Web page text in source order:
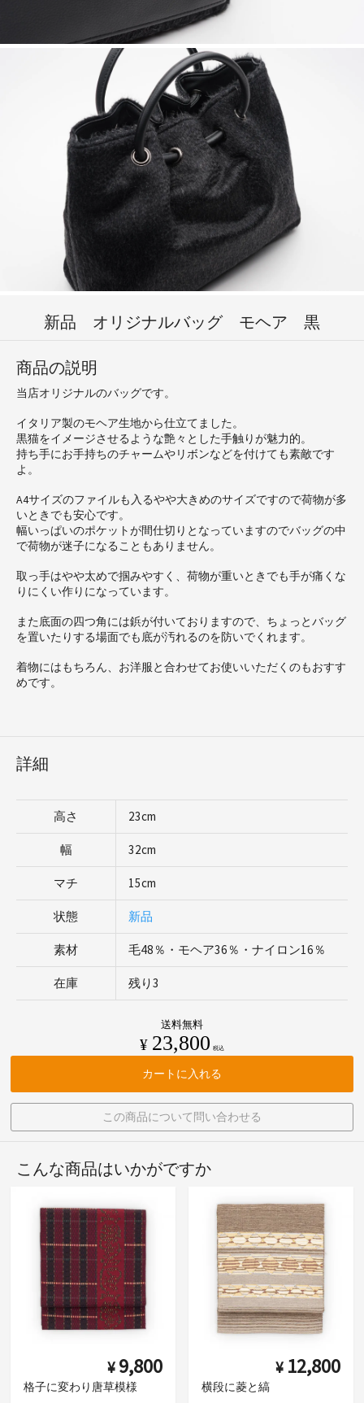
新品 オリジナルバッグ モヘア 黒
商品の説明
当店オリジナルのバッグです。
イタリア製のモヘア生地から仕立てました。
黒猫をイメージさせるような艶々とした手触りが魅力的。
持ち手にお手持ちのチャームやリボンなどを付けても素敵です
よ。
A4サイズのファイルも入るやや大きめのサイズですので荷物が多
いときでも安心です。
幅いっぱいのポケットが間仕切りとなっていますのでバッグの中
で荷物が迷子になることもありません。
取っ手はやや太めで掴みやすく、荷物が重いときでも手が痛くな
りにくい作りになっています。
また底面の四つ角には鋲が付いておりますので、ちょっとバッグ
を置いたりする場面でも底が汚れるのを防いでくれます。
着物にはもちろん、お洋服と合わせてお使いいただくのもおすす
めです。
詳細
高さ 23cm
幅 32cm
マチ 15cm
状態 新品
素材 毛48％・モヘア36％・ナイロン16％
在庫 残り3
送料無料
¥ 23,800 税込
カートに入れる
この商品について問い合わせる
こんな商品はいかがですか
¥ 9,800
格子に変わり唐草模様
¥ 12,800
横段に菱と縞